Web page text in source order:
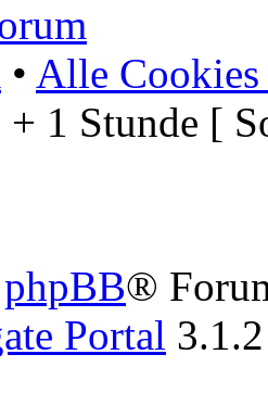
• Alle Cookies
1 Stunde [
phpBB®
Portal